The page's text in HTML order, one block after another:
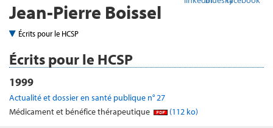
Jean-Pierre Boissel
Écrits pour le HCSP
Écrits pour le HCSP
1999
Actualité et dossier en santé publique n° 27
Médicament et bénéfice thérapeutique
(112 ko)